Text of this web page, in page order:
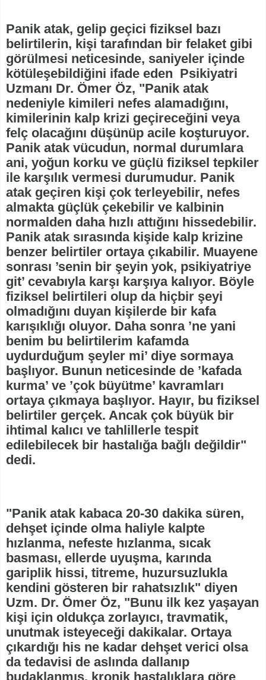
Panik atak, gelip geçici fiziksel bazı
belirtilerin, kişi tarafından bir felaket gibi
görülmesi neticesinde, saniyeler içinde
kötüleşebildiğini ifade eden Psikiyatri
Uzmanı Dr. Ömer Öz, "Panik atak
nedeniyle kimileri nefes alamadığını,
kimilerinin kalp krizi geçireceğini veya
felç olacağını düşünüp acile koşturuyor.
Panik atak vücudun, normal durumlara
ani, yoğun korku ve güçlü fiziksel tepkiler
ile karşılık vermesi durumudur. Panik
atak geçiren kişi çok terleyebilir, nefes
almakta güçlük çekebilir ve kalbinin
normalden daha hızlı attığını hissedebilir.
Panik atak sırasında kişide kalp krizine
benzer belirtiler ortaya çıkabilir. Muayene
sonrası ’senin bir şeyin yok, psikiyatriye
git’ cevabıyla karşı karşıya kalıyor. Böyle
fiziksel belirtileri olup da hiçbir şeyi
olmadığını duyan kişilerde bir kafa
karışıklığı oluyor. Daha sonra ’ne yani
benim bu belirtilerim kafamda
uydurduğum şeyler mi’ diye sormaya
başlıyor. Bunun neticesinde de ’kafada
kurma’ ve ’çok büyütme’ kavramları
ortaya çıkmaya başlıyor. Hayır, bu fiziksel
belirtiler gerçek. Ancak çok büyük bir
ihtimal kalıcı ve tahlillerle tespit
edilebilecek bir hastalığa bağlı değildir"
dedi.
"Panik atak kabaca 20-30 dakika süren,
dehşet içinde olma haliyle kalpte
hızlanma, nefeste hızlanma, sıcak
basması, ellerde uyuşma, karında
gariplik hissi, titreme, huzursuzlukla
kendini gösteren bir rahatsızlık" diyen
Uzm. Dr. Ömer Öz, "Bunu ilk kez yaşayan
kişi için oldukça zorlayıcı, travmatik,
unutmak isteyeceği dakikalar. Ortaya
çıkardığı his ne kadar dehşet verici olsa
da tedavisi de aslında dallanıp
budaklanmış, kronik hastalıklara göre